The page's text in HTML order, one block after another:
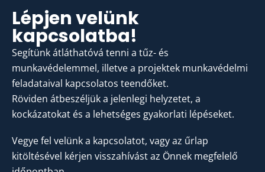
Lépjen velünk
kapcsolatba!
Segítünk átláthatóvá tenni a tűz- és
munkavédelemmel, illetve a projektek munkavédelmi
feladataival kapcsolatos teendőket.
Röviden átbeszéljük a jelenlegi helyzetet, a
kockázatokat és a lehetséges gyakorlati lépéseket.
Vegye fel velünk a kapcsolatot, vagy az űrlap
kitöltésével kérjen visszahívást az Önnek megfelelő